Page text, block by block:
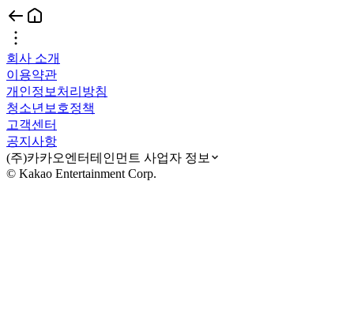
회사 소개
이용약관
개인정보처리방침
청소년보호정책
고객센터
공지사항
(주)카카오엔터테인먼트 사업자 정보
© Kakao Entertainment Corp.